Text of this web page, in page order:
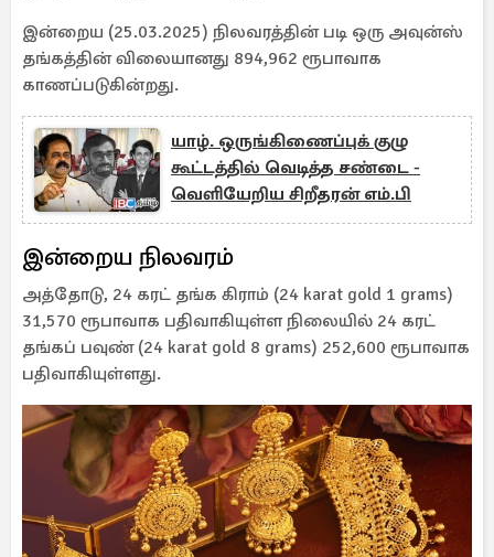
இன்றைய (25.03.2025) நிலவரத்தின் படி ஒரு அவுன்ஸ்
தங்கத்தின் விலையானது 894,962 ரூபாவாக
காணப்படுகின்றது.
யாழ். ஒருங்கிணைப்புக் குழு
கூட்டத்தில் வெடித்த சண்டை -
வெளியேறிய சிறீதரன் எம்.பி
இன்றைய நிலவரம்
அத்தோடு, 24 கரட் தங்க கிராம் (24 karat gold 1 grams)
31,570 ரூபாவாக பதிவாகியுள்ள நிலையில் 24 கரட்
தங்கப் பவுண் (24 karat gold 8 grams) 252,600 ரூபாவாக
பதிவாகியுள்ளது.